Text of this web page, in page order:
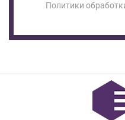
Политики